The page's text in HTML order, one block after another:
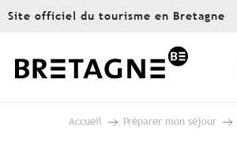
Aller
principal
Site officiel du tourisme en Bretagne
Accueil Préparer mon séjour